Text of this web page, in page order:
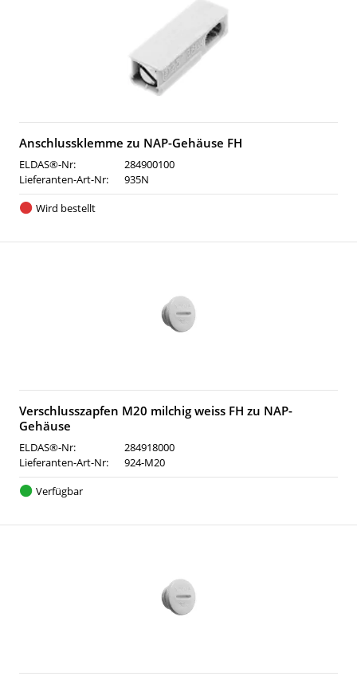
Anschlussklemme zu NAP-Gehäuse FH
ELDAS®-Nr:
284900100
Lieferanten-Art-Nr:
935N
Wird bestellt
Verschlusszapfen M20 milchig weiss FH zu NAP-
Gehäuse
ELDAS®-Nr:
284918000
Lieferanten-Art-Nr:
924-M20
Verfügbar